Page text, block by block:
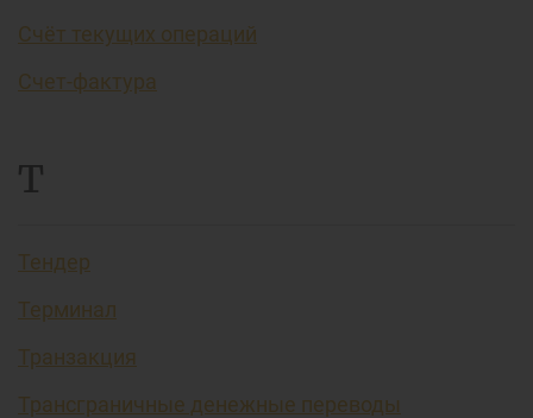
Счёт текущих операций
Счет-фактура
Т
Тендер
Терминал
Транзакция
Трансграничные денежные переводы